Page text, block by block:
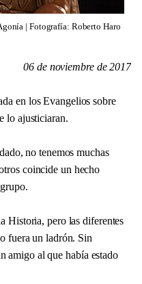
| Fotografía: Roberto Haro
06 de noviembre de 2017
en los Evangelios sobre
lo ajusticiaran.
no tenemos muchas
coincide un hecho
Historia, pero las diferentes
fuera un ladrón. Sin
amigo al que había estado